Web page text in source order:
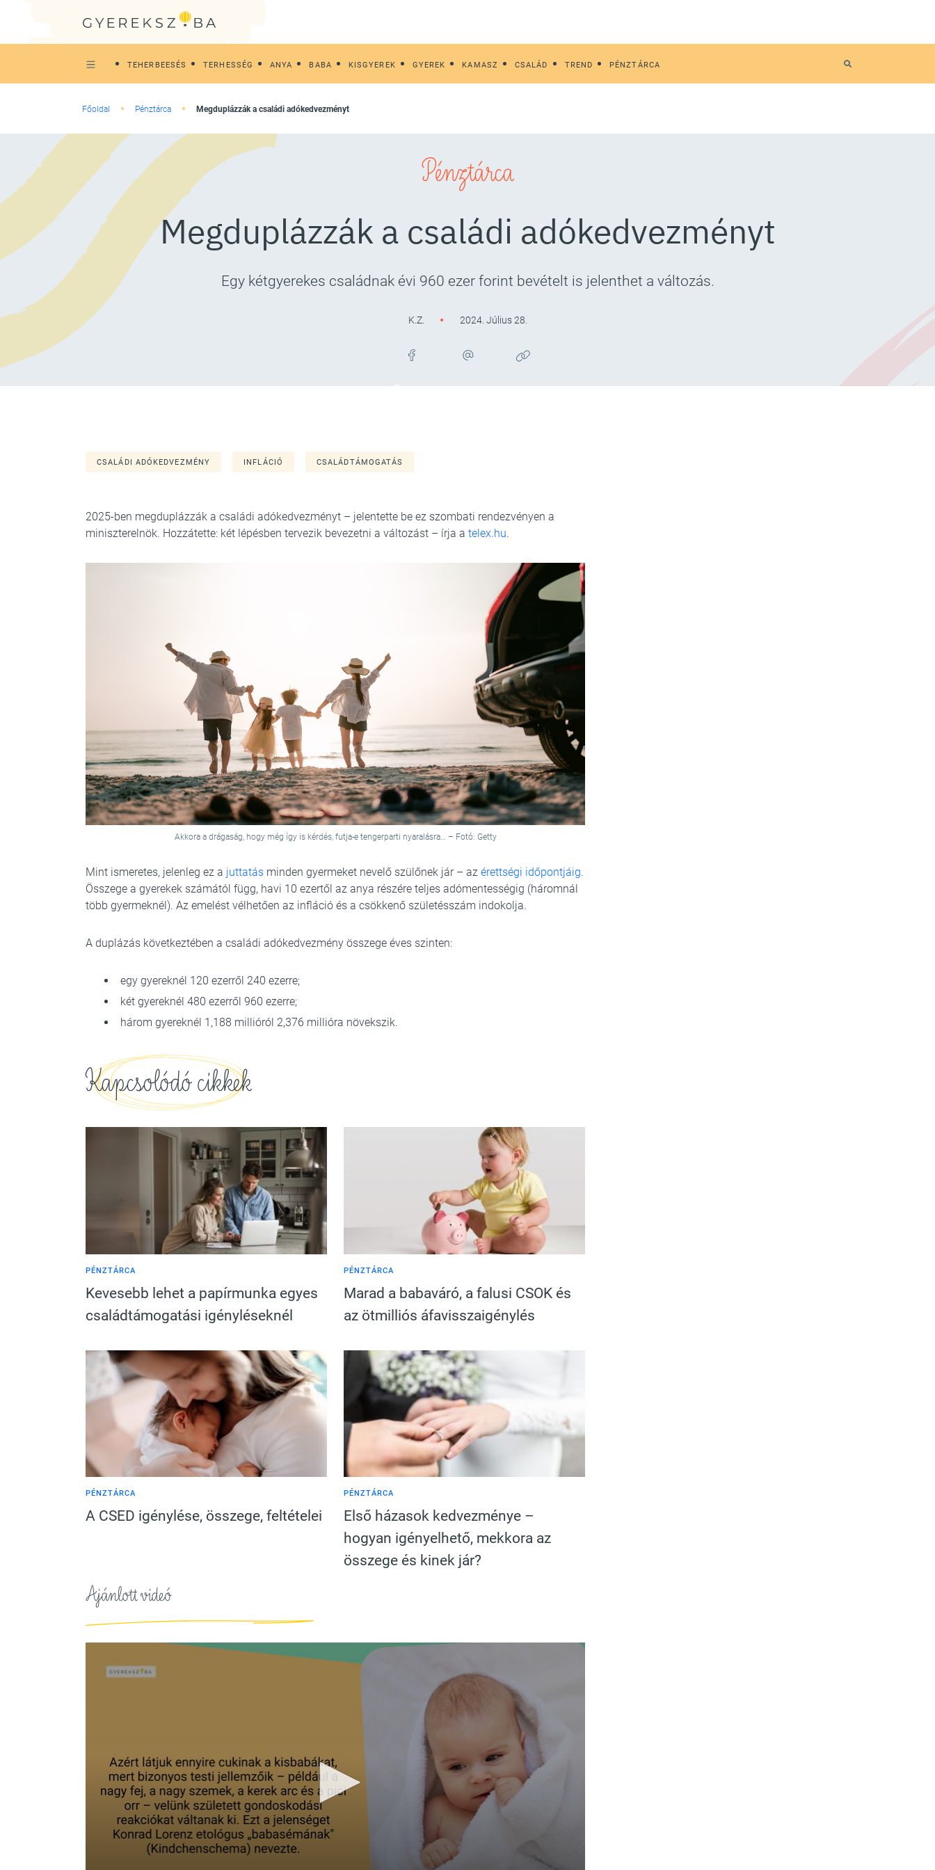
TEHERBEESÉS TERHESSÉG ANYA BABA KISGYEREK GYEREK KAMASZ CSALÁD TREND PÉNZTÁRCA
Főoldal Pénztárca Megduplázzák a családi adókedvezményt
Pénztárca
Megduplázzák a családi adókedvezményt
Egy kétgyerekes családnak évi 960 ezer forint bevételt is jelenthet a változás.
K.Z. 2024. Július 28.
CSALÁDI ADÓKEDVEZMÉNY INFLÁCIÓ CSALÁDTÁMOGATÁS
2025-ben megduplázzák a családi adókedvezményt – jelentette be ez szombati rendezvényen a
miniszterelnök. Hozzátette: két lépésben tervezik bevezetni a változást – írja a telex.hu.
Akkora a drágaság, hogy még így is kérdés, futja-e tengerparti nyaralásra… – Fotó: Getty
Mint ismeretes, jelenleg ez a juttatás minden gyermeket nevelő szülőnek jár – az érettségi időpontjáig.
Összege a gyerekek számától függ, havi 10 ezertől az anya részére teljes adómentességig (háromnál
több gyermeknél). Az emelést vélhetően az infláció és a csökkenő születésszám indokolja.
A duplázás következtében a családi adókedvezmény összege éves szinten:
egy gyereknél 120 ezerről 240 ezerre;
két gyereknél 480 ezerről 960 ezerre;
három gyereknél 1,188 millióról 2,376 millióra növekszik.
Kapcsolódó cikkek
PÉNZTÁRCA
Kevesebb lehet a papírmunka egyes
családtámogatási igényléseknél
PÉNZTÁRCA
Marad a babaváró, a falusi CSOK és
az ötmilliós áfavisszaigénylés
PÉNZTÁRCA
A CSED igénylése, összege, feltételei
PÉNZTÁRCA
Első házasok kedvezménye –
hogyan igényelhető, mekkora az
összege és kinek jár?
Ajánlott videó